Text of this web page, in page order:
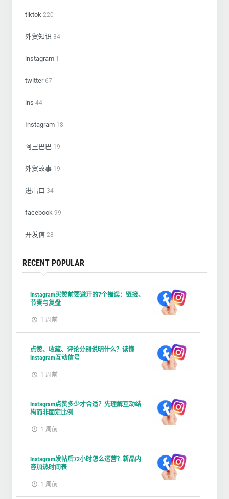
tiktok 220
外贸知识 34
instagram 1
twitter67
ins 44
Instagram 18
阿里巴巴 19
外贸故事 19
进出口 34
facebook 99
开发信 28
RECENT POPULAR
Instagram买赞前要避开的7个错误：链接、
节奏与复盘
1 周前
点赞、收藏、评论分别说明什么？读懂
Instagram互动信号
1 周前
Instagram点赞多少才合适？先理解互动结
构而非固定比例
1 周前
Instagram发帖后72小时怎么运营？新品内
容加热时间表
1 周前